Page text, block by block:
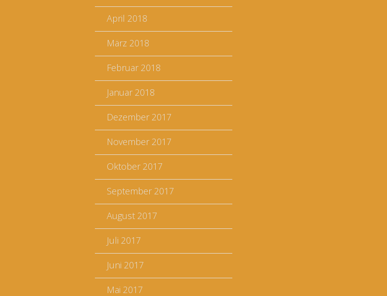
April 2018
März 2018
Februar 2018
Januar 2018
Dezember 2017
November 2017
Oktober 2017
September 2017
August 2017
Juli 2017
Juni 2017
Mai 2017